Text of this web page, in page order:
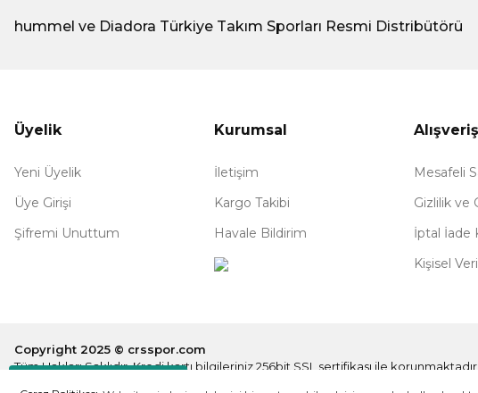
Destek Hattı
hummel ve Diadora Türkiye Takım Sporları Resmi Distribütörü
Üyelik
Yeni Üyelik
Üye Girişi
Şifremi Unuttum
Kurumsal
İletişim
Kargo Takibi
Havale Bildirim
Alışveriş
Mesafeli
Gizlilik ve
İptal İade
Kişisel
Copyright 2025 © crsspor.com
Tüm Hakları Saklıdır. Kredi kartı bilgileriniz 256bit SSL sertifikası ile korunmaktadır.